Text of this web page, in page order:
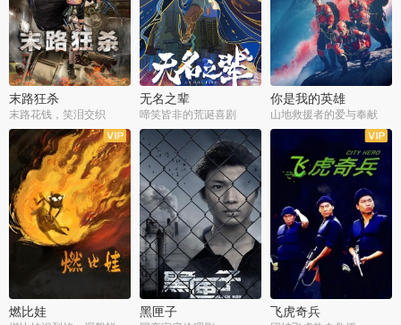
末路狂杀
末路花钱，笑泪交织
无名之辈
啼笑皆非的荒诞喜剧
你是我的英雄
山地救援者的爱与奉献
燃比娃 黑匣子 飞虎奇兵